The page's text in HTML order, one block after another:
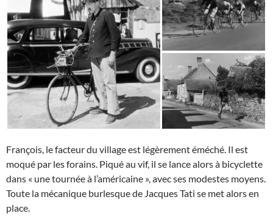
François, le facteur du village est légèrement éméché. Il est
moqué par les forains. Piqué au vif, il se lance alors à bicyclette
dans « une tournée à l’américaine », avec ses modestes moyens.
Toute la mécanique burlesque de Jacques Tati se met alors en
place.